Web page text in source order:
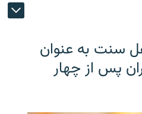
سنت به عنوان
پس از چهار